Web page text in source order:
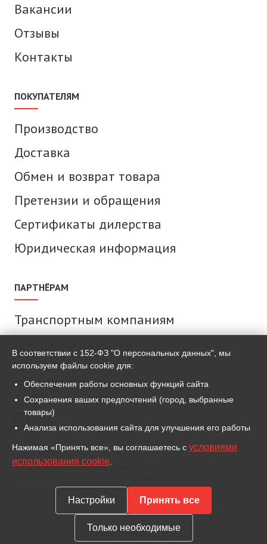
Вакансии
Отзывы
Контакты
ПОКУПАТЕЛЯМ
Производство
Доставка
Обмен и возврат товара
Претензии и обращения
Сертификаты дилерства
Юридическая информация
ПАРТНЁРАМ
Транспортным компаниям
СВЯЗАТЬСЯ С НАМИ
MAX
ВКонтакте
Для связи используем мессенджер MAX и иные сервисы,
© 2007 — 2026 ООО «Метиз Комплект»
В соответствии с 152-ФЗ "О персональных данных", мы
используем файлы cookie для:
Обеспечения работы основных функций сайта
Сохранения ваших предпочтений (город, выбранные
товары)
Анализа использования сайта для улучшения его работы
Нажимая «Принять все», вы соглашаетесь с условиями
использования cookie
Настройки Принять все
Только необходимые